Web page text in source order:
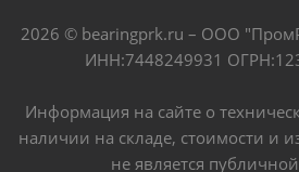
2026 © bearingprk.ru – ООО
ИНН:7448249931
Информация на сайте о
наличии на складе, стоимости и
не является